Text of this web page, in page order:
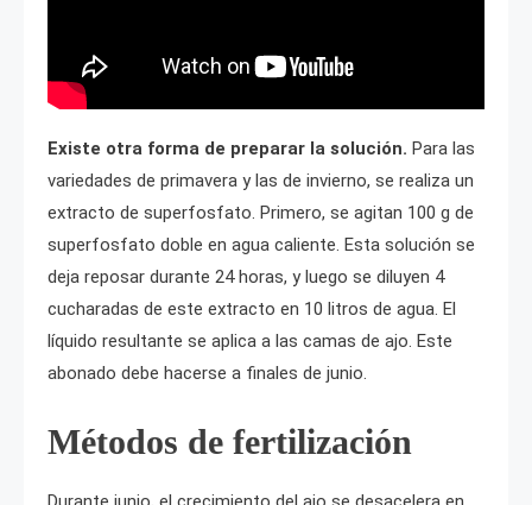
Existe otra forma de preparar la solución. Para las
variedades de primavera y las de invierno, se realiza un
extracto de superfosfato. Primero, se agitan 100 g de
superfosfato doble en agua caliente. Esta solución se
deja reposar durante 24 horas, y luego se diluyen 4
cucharadas de este extracto en 10 litros de agua. El
líquido resultante se aplica a las camas de ajo. Este
abonado debe hacerse a finales de junio.
Métodos de fertilización